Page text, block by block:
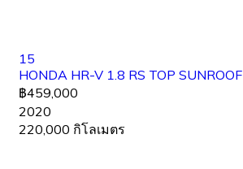
15
HONDA HR-V 1.8 RS TOP SUNROOF
฿459,000
2020
220,000 กิโลเมตร